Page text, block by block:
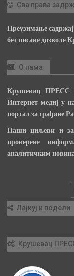
Сва права
Преузимање
без писане
О нама
Крушевац ПРЕСС
Интернет медиј у
портал за грађане
Наши циљеви и
проверене
аналитичким
Лајкуј и подели
Крушевац